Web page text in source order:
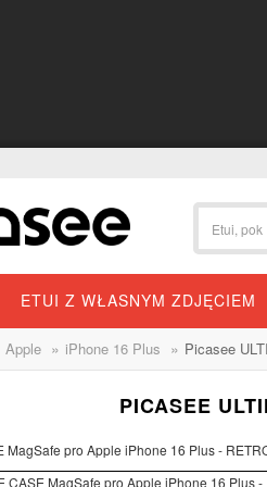
ETUI Z WŁASNYM ZDJĘCIEM
Apple » iPhone 16 Plus » Picasee
PICASEE